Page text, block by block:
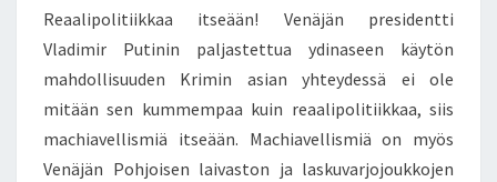
K
T
Ä
P
Ä
R
A
S
T
A
N
T
S
Reaalipolitiikkaa itseään! Venäjän presidentti
Vladimir Putinin paljastettua ydinaseen käytön
mahdollisuuden Krimin asian yhteydessä ei ole
mitään sen kummempaa kuin reaalipolitiikkaa, siis
machiavellismiä itseään. Machiavellismiä on myös
Venäjän Pohjoisen laivaston ja laskuvarjojoukkojen